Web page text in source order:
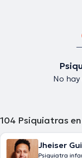
No
104 Psiquiatras
Jheiser
Psiquiatra